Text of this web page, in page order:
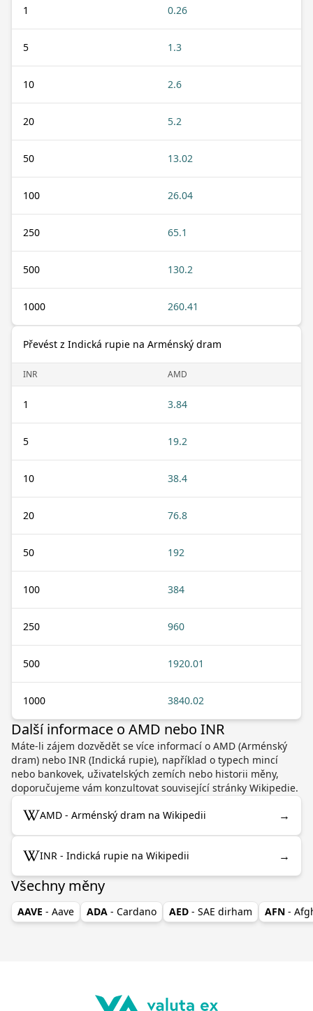
1 0.26
5 1.3
10 2.6
20 5.2
50 13.02
100 26.04
250 65.1
500 130.2
1000 260.41
Převést z Indická rupie na Arménský dram
INR AMD
1 3.84
5 19.2
10 38.4
20 76.8
50 192
100 384
250 960
500 1920.01
1000 3840.02
Další informace o AMD nebo INR
Máte-li zájem dozvědět se více informací o AMD (Arménský
dram) nebo INR (Indická rupie), například o typech mincí
nebo bankovek, uživatelských zemích nebo historii měny,
doporučujeme vám konzultovat související stránky Wikipedie.
AMD - Arménský dram na Wikipedii →
INR - Indická rupie na Wikipedii →
Všechny měny
AAVE - Aave ADA - Cardano AED - SAE dirham AFN -